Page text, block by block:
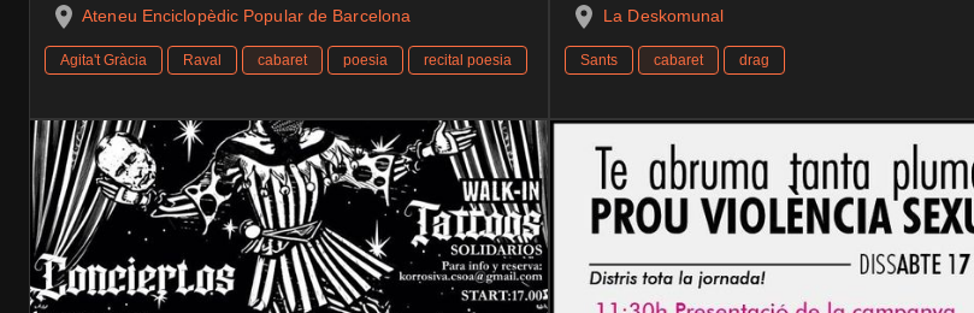
Ateneu Enciclopèdic Popular de Barcelona
Agita't Gràcia Raval cabaret poesia recital poesia
La Deskomunal
Sants cabaret drag